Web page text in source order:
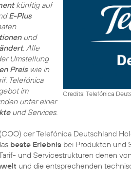
Credits: Telefónica
künftig auf
E-Plus
und
. Alle
Umstellung
Preiswie in
Telefónica
im
unter einer
und Services.
der Telefónica Deutschland
beste Erlebnis bei Produkten und
und Servicestrukturen denen von
und die entsprechenden